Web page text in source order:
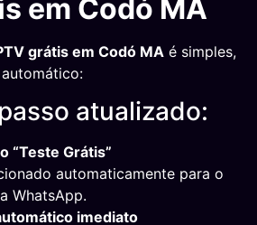
em Codó MA
grátis em Codó MA é simples,
atualizado:
“Teste Grátis”
automaticamente para o
WhatsApp.
imediato